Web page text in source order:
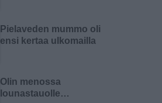
Pielaveden mummo oli
ensi kertaa ulkomailla
Olin menossa
lounastauolle…